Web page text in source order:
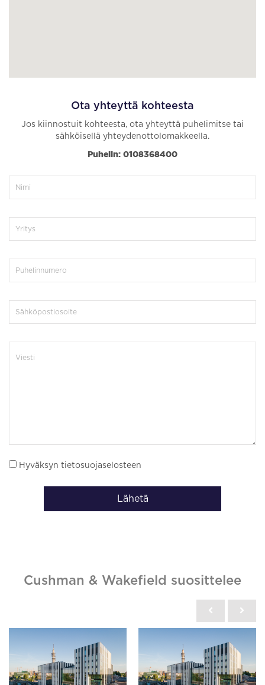
Ota yhteyttä kohteesta
Jos kiinnostuit kohteesta, ota yhteyttä puhelimitse tai
sähköisellä yhteydenottolomakkeella.
Puhelin: 0108368400
Hyväksyn tietosuojaselosteen
Lähetä
Cushman & Wakefield suosittelee